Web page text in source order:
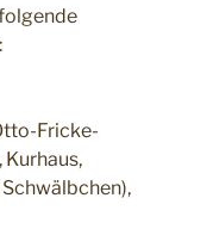
Fricke-
Kurhaus,